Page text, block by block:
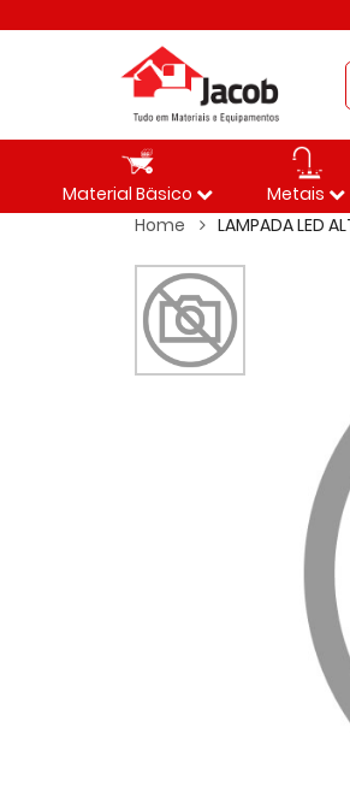
Material Bäsico Metais
Home
LAMPADA LED